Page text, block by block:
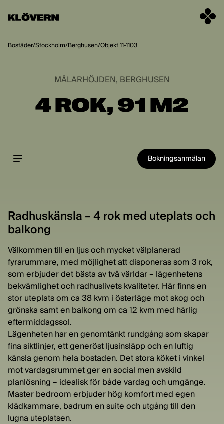
Bostäder/Stockholm/Berghusen/Objekt 11-1103
MÄLARHÖJDEN, BERGHUSEN
4 ROK, 91 M2
Bokningsanmälan
Radhuskänsla – 4 rok med uteplats och
balkong
Välkommen till en ljus och mycket välplanerad
fyrarummare, med möjlighet att disponeras som 3 rok,
som erbjuder det bästa av två världar – lägenhetens
bekvämlighet och radhuslivets kvaliteter. Här finns en
stor uteplats om ca 38 kvm i österläge mot skog och
grönska samt en balkong om ca 12 kvm med härlig
eftermiddagssol.
Lägenheten har en genomtänkt rundgång som skapar
fina siktlinjer, ett generöst ljusinsläpp och en luftig
känsla genom hela bostaden. Det stora köket i vinkel
mot vardagsrummet ger en social men avskild
planlösning – idealisk för både vardag och umgänge.
Master bedroom erbjuder hög komfort med egen
klädkammare, badrum en suite och utgång till den
lugna uteplatsen.